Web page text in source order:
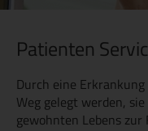
Patienten
Durch eine
Weg gelegt werden,
gewohnten Lebens zur